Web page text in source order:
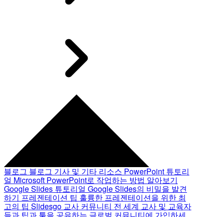
블로그 블로그 기사 및 기타 리소스 PowerPoint 튜토리
얼 Microsoft PowerPoint로 작업하는 방법 알아보기
Google Slides 튜토리얼 Google Slides의 비밀을 발견
하기 프레젠테이션 팁 훌륭한 프레젠테이션을 위한 최
고의 팁 Slidesgo 교사 커뮤니티 전 세계 교사 및 교육자